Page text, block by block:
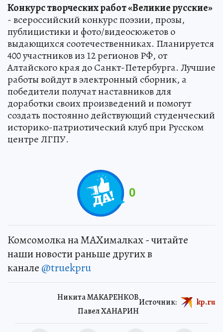
Конкурс творческих работ «Великие русские»
- всероссийский конкурс поэзии, прозы,
публицистики и фото/видеосюжетов о
выдающихся соотечественниках. Планируется
400 участников из 12 регионов РФ, от
Алтайского края до Санкт-Петербурга. Лучшие
работы войдут в электронный сборник, а
победители получат наставников для
доработки своих произведений и помогут
создать постоянно действующий студенческий
историко-патриотический клуб при Русском
центре ЛГПУ.
0
Комсомолка на MAXималках - читайте
наши новости раньше других в
канале @truekpru
Никита МАКАРЕНКОВ
Павел ХАНАРИН
Источник: kp.ru